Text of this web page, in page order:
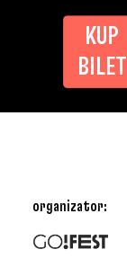
KUP
BILET
organizator: